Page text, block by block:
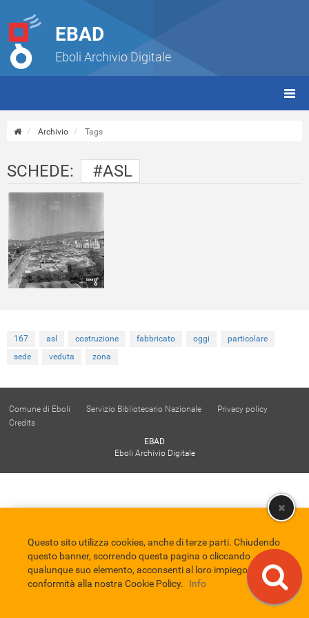
EBAD
Eboli Archivio Digitale
Archivio Tags
SCHEDE: #ASL
167 asl costruzione fabbricato oggi
particolare
sede
veduta zona
Comune di Eboli Servizio Bibliotecario Nazionale
Privacy policy
Credits
EBAD
Eboli Archivio Digitale
Questo sito utilizza cookies, anche di terze parti. Chiudendo
questo banner, scorrendo questa pagina o cliccando
qualunque suo elemento, acconsenti al loro impiego in
conformità alla nostra Cookie Policy.
Info